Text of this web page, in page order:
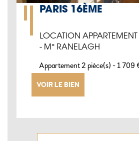
PARIS 16ÈME
LOCATION APPARTEMENT
- M° RANELAGH
Appartement 2 pièce(s) -1 709
VOIR LE BIEN